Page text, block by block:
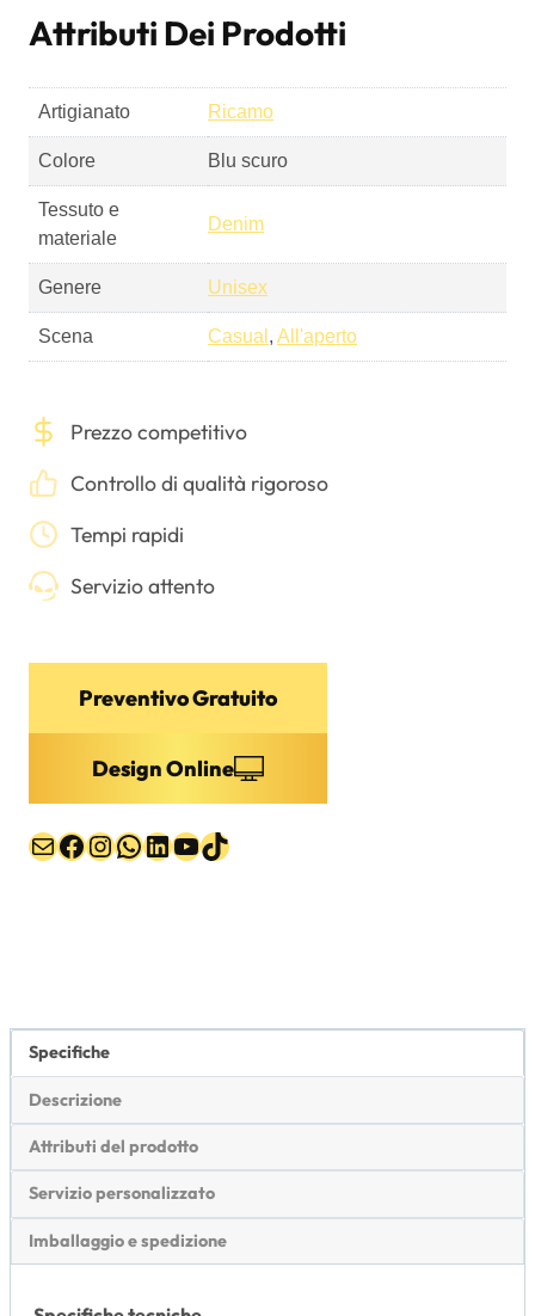
Attributi Dei Prodotti
Artigianato Ricamo
Colore Blu scuro
Tessuto e
materiale
Denim
Genere Unisex
Scena Casual , All'aperto
Prezzo competitivo
Controllo di qualità rigoroso
Tempi rapidi
Servizio attento
Preventivo Gratuito
Design Online
Email
Facebook
Instagram
WhatsApp
LinkedIn
YouTube
TikTok
Specifiche
Descrizione
Attributi del prodotto
Servizio personalizzato
Imballaggio e spedizione